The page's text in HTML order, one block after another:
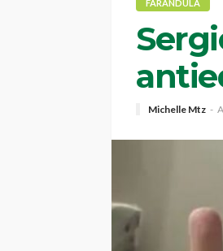
FARANDULA
Michelle Mtz